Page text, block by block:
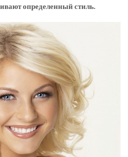
определенный стиль.